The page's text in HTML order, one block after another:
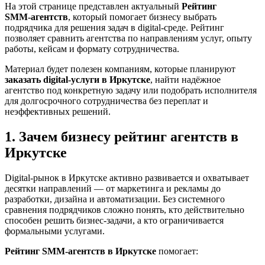
На этой странице представлен актуальный Рейтинг
SMM‑агентств, который помогает бизнесу выбрать
подрядчика для решения задач в digital-среде. Рейтинг
позволяет сравнить агентства по направлениям услуг, опыту
работы, кейсам и формату сотрудничества.
Материал будет полезен компаниям, которые планируют
заказать digital-услуги в Иркутске, найти надёжное
агентство под конкретную задачу или подобрать исполнителя
для долгосрочного сотрудничества без переплат и
неэффективных решений.
1. Зачем бизнесу рейтинг агентств в
Иркутске
Digital-рынок в Иркутске активно развивается и охватывает
десятки направлений — от маркетинга и рекламы до
разработки, дизайна и автоматизации. Без системного
сравнения подрядчиков сложно понять, кто действительно
способен решить бизнес-задачи, а кто ограничивается
формальными услугами.
Рейтинг SMM‑агентств в Иркутске помогает: